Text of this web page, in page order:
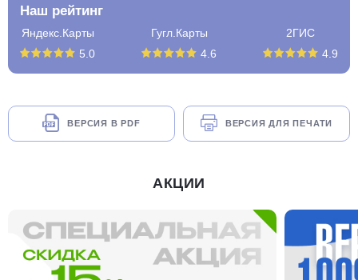
Наш рейтинг
Яндекс.Карты
5.0
Гугл.Карты
4.6
2ГИС
4.9
ВЕРСИЯ В PDF ВЕРСИЯ ДЛЯ ПЕЧАТИ
АКЦИИ